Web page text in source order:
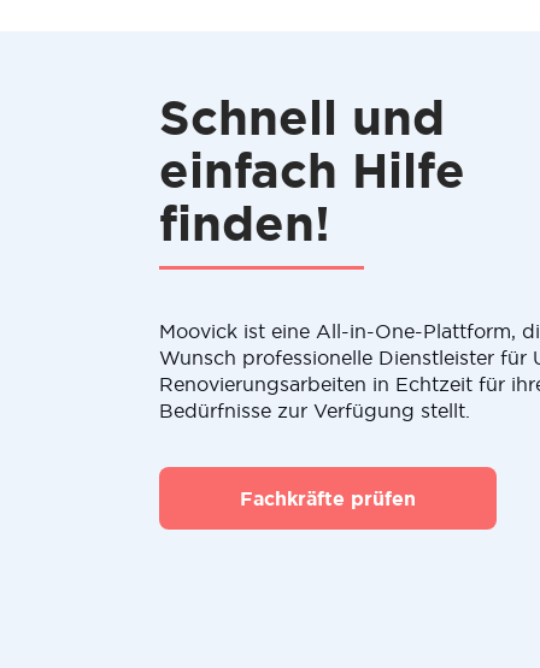
Schnell und
einfach Hilfe
finden!
Moovick ist eine All-in-One-Plattform,
Wunsch professionelle Dienstleister für
Renovierungsarbeiten in Echtzeit für
Bedürfnisse zur Verfügung stellt.
Fachkräfte prüfen